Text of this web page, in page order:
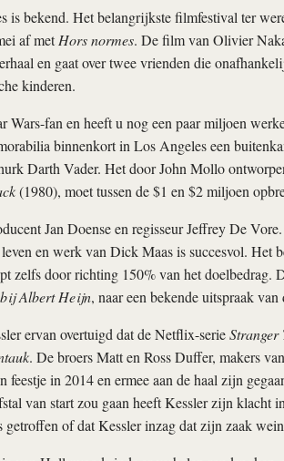
is bekend. Het belangrijkste filmfestival ter
af metHors normes. De film van Olivier
en gaat over twee vrienden die
kinderen.
Wars-fan en heeft u nog een paar miljoen
binnenkort in Los Angeles een
Darth Vader. Het door John Mollo
(1980), moet tussen de $1 en $2 miljoen
Jan Doense en regisseur Jeffrey De
en werk van Dick Maas is succesvol. Het
zelfs door richting 150% van het doelbedrag.
bij Albert Heijn, naar een bekende uitspraak van
ervan overtuigd dat de Netflix-serieStranger
. De broers Matt en Ross Duffer, makers van
feestje in 2014 en ermee aan de haal zijn
van start zou gaan heeft Kessler zijn klacht
getroffen of dat Kessler inzag dat zijn zaak